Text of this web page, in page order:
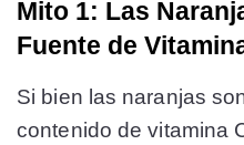
Mito 1: Las
Fuente de
Si bien las naranjas
contenido de vitamina